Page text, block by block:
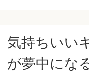
気持ちいい
が夢中にな